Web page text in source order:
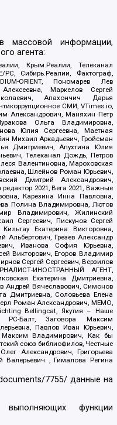
массовой информации,
агента:
Крым.Реалии, Телеканал
Сибирь.Реалии, Фактограф,
ORIENT, Пономарев Лев
Маркелов Сергей
Апахончич Дарья
СМИ, VTimes.io,
Александрович, Маняхин Петр
Ольга Владимировна,
Юлия Сергеевна, Маетная
Михаил Аркадьевич, Гройсман
Дмитриевич, Апухтина Юлия
Телеканал Дождь, Петров
Валентиновна, Мароховская
Шлейнов Роман Юрьевич,
Дмитрий Александрович,
2021, Вега 2021, Важные
Карезина Инна Павловна,
Полина Владимировна, Лютов
Владимирович, Жилинский
Сергеевич, Пискунов Сергей
Екатерина Викторовна,
Грезев Александр
Иванова София Юрьевна,
Викторович, Егоров Владимир
Сергей Сергеевич, Верзилов
ИНОСТРАННЫЙ АГЕНТ,
Екатерина Дмитриевна,
Андрей Вячеславович, Симонов
Дмитриевна, Соловьева Елена
Роман Александрович, МЕМО,
Bellingcat, Якутия – Наше
Балт, Заговора Максим
Павлов Иван Юрьевич,
Максим Владимирович, Как бы
союз библиофилов, Честные
Александрович, Григорьева
Валерьевич , Гималова Регина
7755/ данные на
функции